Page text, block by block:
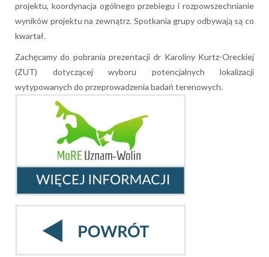
projektu, koordynacja ogólnego przebiegu i rozpowszechnianie
wyników projektu na zewnątrz. Spotkania grupy odbywają są co
kwartał.
Zachęcamy do pobrania prezentacji dr Karoliny Kurtz-Oreckiej
(ZUT) dotyczącej wyboru potencjalnych lokalizacji
wytypowanych do przeprowadzenia badań terenowych.